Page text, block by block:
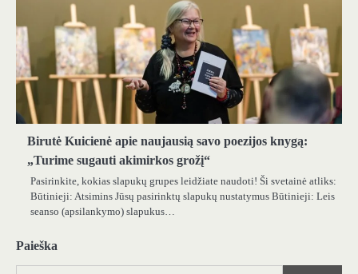
Birutė Kuicienė apie naujausią savo poezijos knygą:
„Turime sugauti akimirkos grožį“
Pasirinkite, kokias slapukų grupes leidžiate naudoti! Ši svetainė atliks:
Būtinieji: Atsimins Jūsų pasirinktų slapukų nustatymus Būtinieji: Leis
seanso (apsilankymo) slapukus…
Paieška